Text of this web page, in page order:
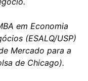
em Economia
(ESALQ/USP)
Mercado para a
de Chicago).